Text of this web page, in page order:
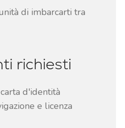
di imbarcarti tra
richiesti
d'identità
e licenza